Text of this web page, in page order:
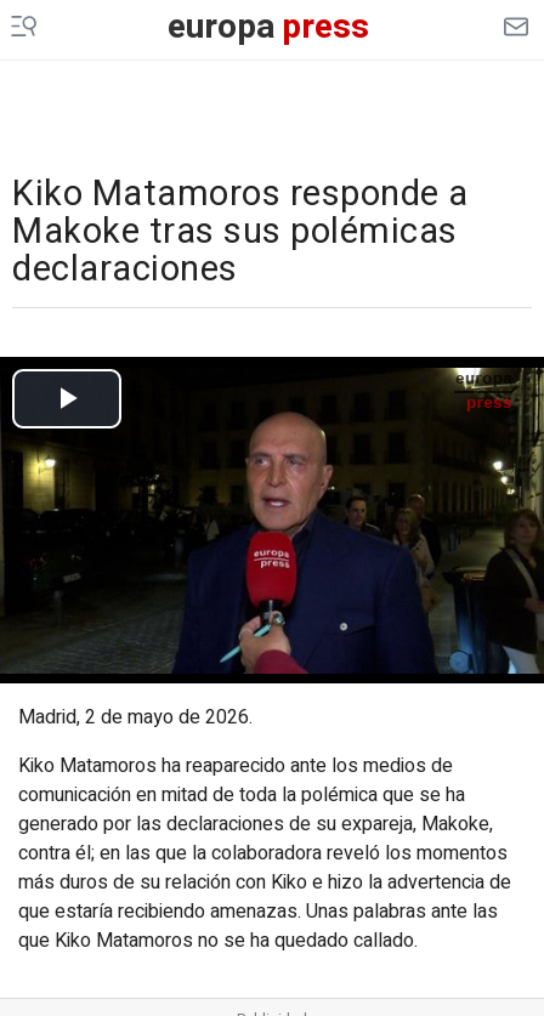
europapress
Kiko Matamoros responde a
Makoke tras sus polémicas
declaraciones
Madrid, 2 de mayo de 2026.
Kiko Matamoros ha reaparecido ante los medios de
comunicación en mitad de toda la polémica que se ha
generado por las declaraciones de su expareja, Makoke,
contra él; en las que la colaboradora reveló los momentos
más duros de su relación con Kiko e hizo la advertencia de
que estaría recibiendo amenazas. Unas palabras ante las
que Kiko Matamoros no se ha quedado callado.